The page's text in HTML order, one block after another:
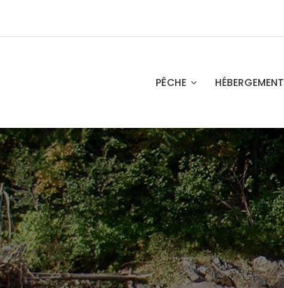
PÊCHE HÉBERGEMENT